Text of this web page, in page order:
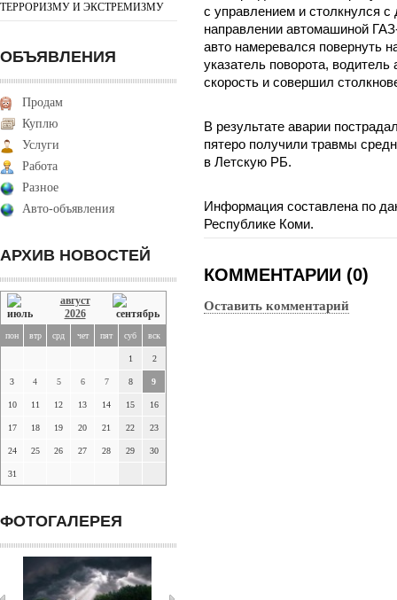
ТЕРРОРИЗМУ И ЭКСТРЕМИЗМУ
ОБЪЯВЛЕНИЯ
Продам
Куплю
Услуги
Работа
Разное
Авто-объявления
АРХИВ НОВОСТЕЙ
август
2026
пон втр срд чет пят суб вск
1 2
3 4 5 6 7 8 9
10 11 12 13 14 15 16
17 18 19 20 21 22 23
24 25 26 27 28 29 30
31
ФОТОГАЛЕРЕЯ
с управлением и столкнулся
направлении автомашиной
авто намеревался повернуть
указатель поворота,
скорость и совершил
В результате аварии
пятеро получили травмы
в Летскую РБ.
Информация составлена по
Республике Коми.
КОММЕНТАРИИ (0)
Оставить комментарий